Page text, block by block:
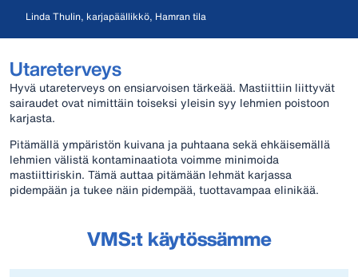
Linda Thulin, karjapäällikkö, Hamran tila
Utareterveys
Hyvä utareterveys on ensiarvoisen tärkeää. Mastiittiin liittyvät
sairaudet ovat nimittäin toiseksi yleisin syy lehmien poistoon
karjasta.
Pitämällä ympäristön kuivana ja puhtaana sekä ehkäisemällä
lehmien välistä kontaminaatiota voimme minimoida
mastiittiriskin. Tämä auttaa pitämään lehmät karjassa
pidempään ja tukee näin pidempää, tuottavampaa elinikää.
VMS:t käytössämme